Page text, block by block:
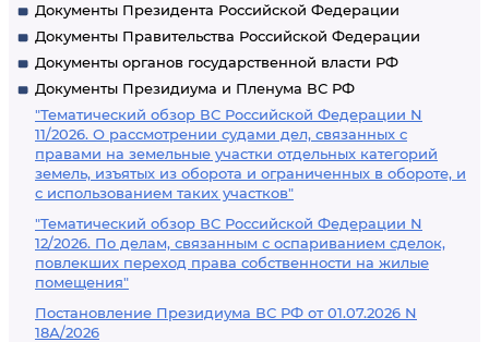
Документы Президента Российской Федерации
Документы Правительства Российской Федерации
Документы органов государственной власти РФ
Документы Президиума и Пленума ВС РФ
"Тематический обзор ВС Российской Федерации N
11/2026. О рассмотрении судами дел, связанных с
правами на земельные участки отдельных категорий
земель, изъятых из оборота и ограниченных в обороте, и
с использованием таких участков"
"Тематический обзор ВС Российской Федерации N
12/2026. По делам, связанным с оспариванием сделок,
повлекших переход права собственности на жилые
помещения"
Постановление Президиума ВС РФ от 01.07.2026 N
18А/2026